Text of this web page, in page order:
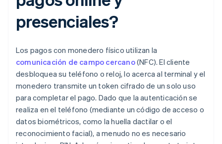
presenciales?
Los pagos con monedero físico utilizan la
comunicación de campo cercano(NFC). El cliente
desbloquea su teléfono o reloj, lo acerca al terminal y el
monedero transmite un token cifrado de un solo uso
para completar el pago. Dado que la autenticación se
realiza en el teléfono (mediante un código de acceso o
datos biométricos, como la huella dactilar o el
reconocimiento facial), a menudo no es necesario